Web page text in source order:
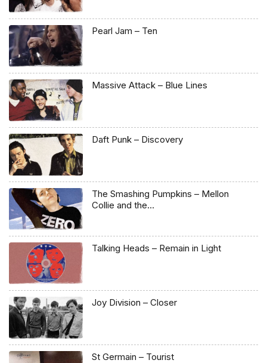
Pearl Jam – Ten
Massive Attack – Blue Lines
Daft Punk – Discovery
The Smashing Pumpkins – Mellon
Collie and the…
Talking Heads – Remain in Light
Joy Division – Closer
St Germain – Tourist